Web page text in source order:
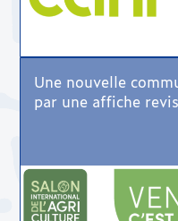
Une nouvelle
par une affiche